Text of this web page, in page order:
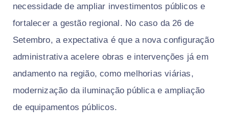
necessidade de ampliar investimentos públicos e
fortalecer a gestão regional. No caso da 26 de
Setembro, a expectativa é que a nova configuração
administrativa acelere obras e intervenções já em
andamento na região, como melhorias viárias,
modernização da iluminação pública e ampliação
de equipamentos públicos.